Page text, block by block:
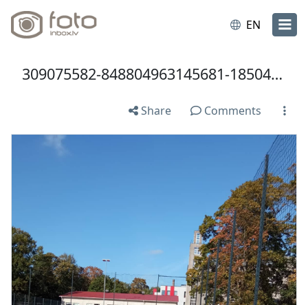
EN
309075582-848804963145681-1850478529265420558-n.jpg
Share Comments